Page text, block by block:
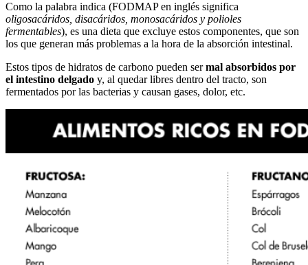
Como la palabra indica (FODMAP en inglés significa
oligosacáridos, disacáridos, monosacáridos y polioles
fermentables), es una dieta que excluye estos componentes, que son
los que generan más problemas a la hora de la absorción intestinal.
Estos tipos de hidratos de carbono pueden sermal absorbidos por
el intestino delgado y, al quedar libres dentro del tracto, son
fermentados por las bacterias y causan gases, dolor, etc.